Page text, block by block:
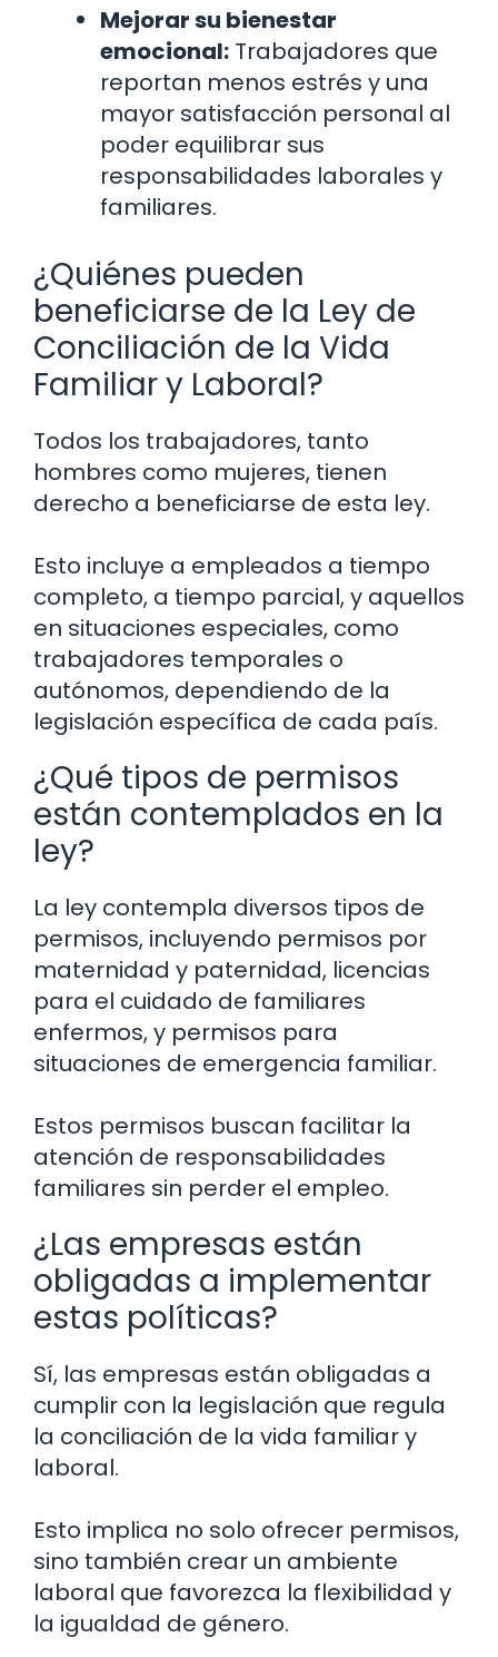
Mejorar su bienestar
emocional: Trabajadores que
reportan menos estrés y una
mayor satisfacción personal al
poder equilibrar sus
responsabilidades laborales y
familiares.
¿Quiénes pueden
beneficiarse de la Ley de
Conciliación de la Vida
Familiar y Laboral?
Todos los trabajadores, tanto
hombres como mujeres, tienen
derecho a beneficiarse de esta ley.
Esto incluye a empleados a tiempo
completo, a tiempo parcial, y aquellos
en situaciones especiales, como
trabajadores temporales o
autónomos, dependiendo de la
legislación específica de cada país.
¿Qué tipos de permisos
están contemplados en la
ley?
La ley contempla diversos tipos de
permisos, incluyendo permisos por
maternidad y paternidad, licencias
para el cuidado de familiares
enfermos, y permisos para
situaciones de emergencia familiar.
Estos permisos buscan facilitar la
atención de responsabilidades
familiares sin perder el empleo.
¿Las empresas están
obligadas a implementar
estas políticas?
Sí, las empresas están obligadas a
cumplir con la legislación que regula
la conciliación de la vida familiar y
laboral.
Esto implica no solo ofrecer permisos,
sino también crear un ambiente
laboral que favorezca la flexibilidad y
la igualdad de género.